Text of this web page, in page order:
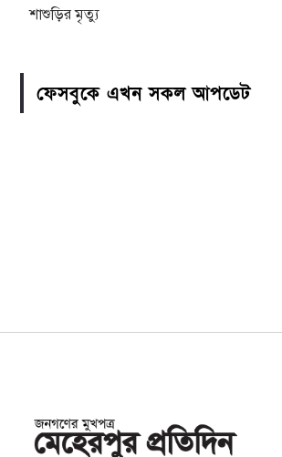
শাশুড়ির মৃত্যু
ফেসবুকে এখন সকল আপডেট